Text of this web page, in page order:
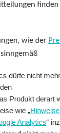
wie der
dürfe nicht
Produkt derart
wie „
Analytics“